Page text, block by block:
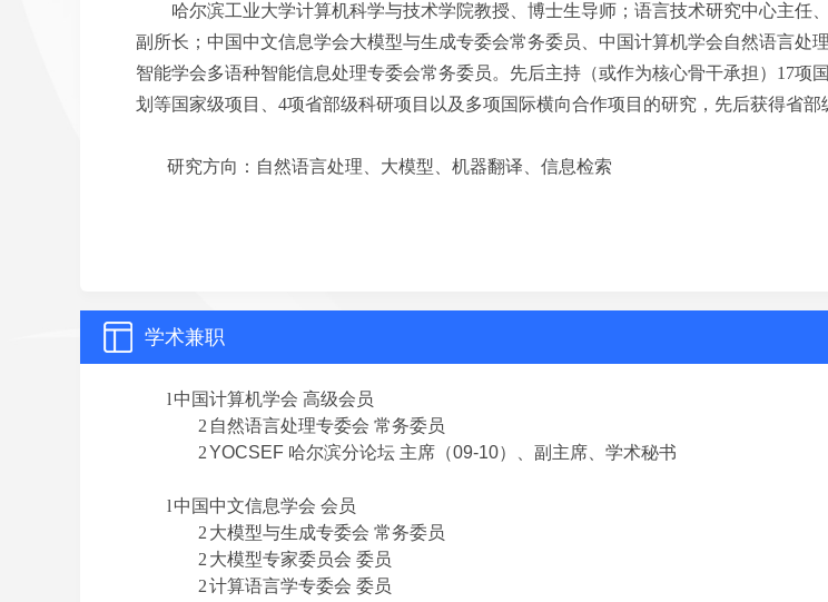
哈尔滨工业大学计算机科学与技术学院教授、博士生导师；语言技术研究中心主任
副所长；中国中文信息学会大模型与生成专委会常务委员、中国计算机学会自然语言处
智能学会多语种智能信息处理专委会常务委员。先后主持（或作为核心骨干承担 ）17项
划等国家级项目、4项省部级科研项目以及多项国际横向合作项目的研究，先后获得省部
研究方向：自然语言处理、大模型、机器翻译、信息检索
学术兼职
l 中国计算机学会 高级会员
2 自然语言处理专委会 常务委员
2YOCSEF 哈尔滨分论坛 主席（09-10）、副主席、学术秘书
l 中国中文信息学会 会员
2 大模型与生成专委会 常务委员
2 大模型专家委员会 委员
2计算语言学专委会 委员